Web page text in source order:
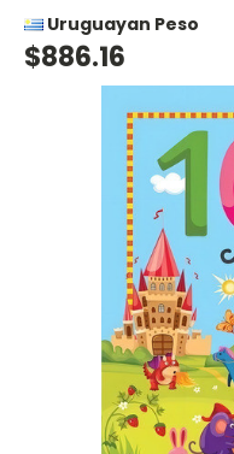
Uruguayan Peso
$886.16